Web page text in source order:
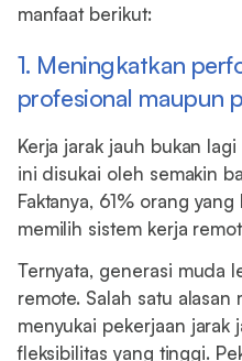
manfaat berikut:
1. Meningkatkan
profesional maupun
Kerja jarak jauh bukan
ini disukai oleh semakin
Faktanya, 61% orang
memilih sistem kerja
Ternyata, generasi muda
remote. Salah satu
menyukai pekerjaan jarak
fleksibilitas yang tinggi.